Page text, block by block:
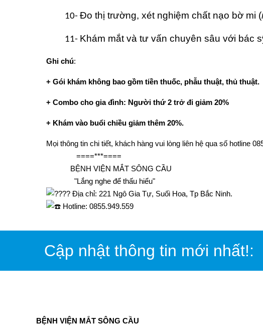
10- Đo thị trường, xét nghiệm chất nạo bờ mi (
11- Khám mắt và tư vấn chuyên sâu với bác
Ghi chú:
+ Gói khám không bao gồm tiền thuốc, phẫu thuật, thủ thuật.
+ Combo cho gia đình: Người thứ 2 trở đi giảm 20%
+ Khám vào buổi chiều giảm thêm 20%.
Mọi thông tin chi tiết, khách hàng vui lòng liên hệ qua số hotline
====***====
BỆNH VIỆN MẮT SÔNG CẦU
"Lắng nghe để thấu hiểu"
Địa chỉ: 221 Ngô Gia Tự, Suối Hoa, Tp Bắc Ninh.
Hotline: 0855.949.559
Cập nhật thông tin mới nhất!:
BỆNH VIỆN MẮT SÔNG CẦU